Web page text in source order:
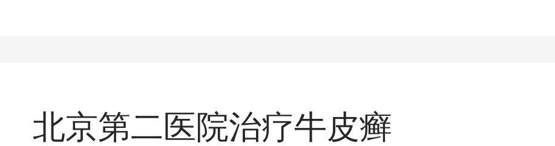
北京第二医院治疗牛皮癣